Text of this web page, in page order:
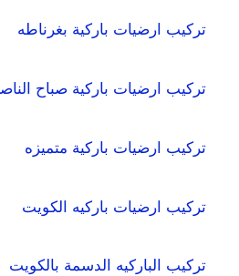
تركيب ارضيات باركية بغرناطه
تركيب ارضيات باركية صباح
تركيب ارضيات باركية متميزه
تركيب ارضيات باركيه الكويت
تركيب الباركيه الدسمة بالكويت